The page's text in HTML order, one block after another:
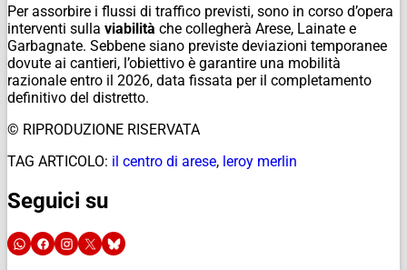
Per assorbire i flussi di traffico previsti, sono in corso d’opera
interventi sulla viabilità che collegherà Arese, Lainate e
Garbagnate. Sebbene siano previste deviazioni temporanee
dovute ai cantieri, l’obiettivo è garantire una mobilità
razionale entro il 2026, data fissata per il completamento
definitivo del distretto.
© RIPRODUZIONE RISERVATA
TAG ARTICOLO: il centro di arese, leroy merlin
Seguici su